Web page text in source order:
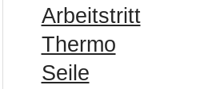
Arbeitstritt
Thermo
Seile